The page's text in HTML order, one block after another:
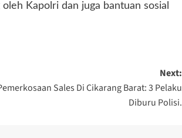
Kapolri dan juga bantuan sosial
Next:
Sales Di Cikarang Barat: 3 Pelaku
Diburu Polisi.